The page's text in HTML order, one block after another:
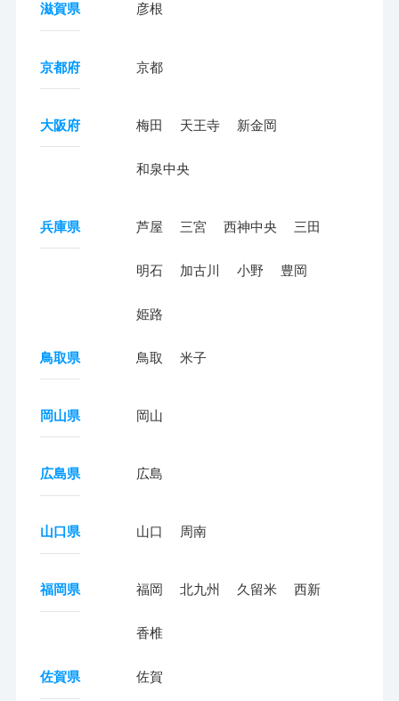
滋賀県 彦根
京都府 京都
大阪府 梅田 天王寺 新金岡
和泉中央
兵庫県 芦屋 三宮 西神中央 三田
明石 加古川 小野 豊岡
姫路
鳥取県 鳥取 米子
岡山県 岡山
広島県 広島
山口県 山口 周南
福岡県 福岡 北九州 久留米 西新
香椎
佐賀県 佐賀